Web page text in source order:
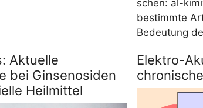
schen: al-
bestimm­te
Bedeu­tung
Aktuelle
bei Ginsenosiden
Heilmittel
Elektro-